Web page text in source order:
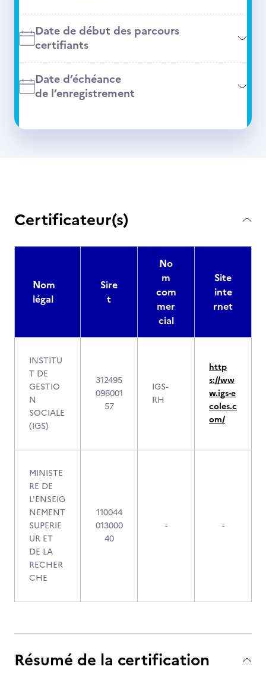
Date de début des parcours
certifiants
Date d’échéance
de l’enregistrement
Certificateur(s)
Nom
légal
Sire
t
No
m
com
mer
cial
Site
inte
rnet
INSTITU
T DE
GESTIO
N
SOCIALE
(IGS)
312495
096001
57
IGS-
RH
http
s://ww
w.igs-e
coles.c
om/
MINISTE
RE DE
L'ENSEIG
NEMENT
SUPERIE
UR ET
DE LA
RECHER
CHE
110044
013000
40
- -
Résumé de la certification